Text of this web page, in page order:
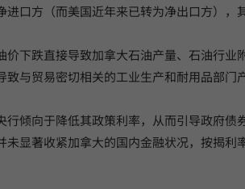
口方（而美国近年来已转为净出口方）
下跌直接导致加拿大石油产量、石油行业
与贸易密切相关的工业生产和耐用品部
倾向于降低其政策利率，从而引导政府债
显著收紧加拿大的国内金融状况，按揭利